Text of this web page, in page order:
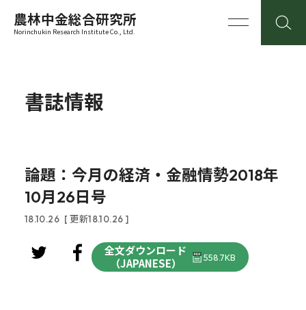
農林中金総合研究所
Norinchukin Research Institute Co., Ltd.
書誌情報
論題：今月の経済・金融情勢2018年
10月26日号
18.10.26 [ 更新18.10.26 ]
全文ダウンロード
（JAPANESE）
558.7KB